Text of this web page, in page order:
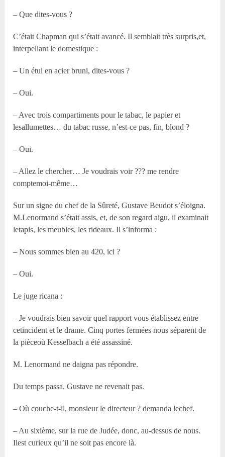
– Que dites-vous ?
C’était Chapman qui s’était avancé. Il semblait très surpris,et,
interpellant le domestique :
– Un étui en acier bruni, dites-vous ?
– Oui.
– Avec trois compartiments pour le tabac, le papier et
lesallumettes… du tabac russe, n’est-ce pas, fin, blond ?
– Oui.
– Allez le chercher… Je voudrais voir ??? me rendre
comptemoi-même…
Sur un signe du chef de la Sûreté, Gustave Beudot s’éloigna.
M.Lenormand s’était assis, et, de son regard aigu, il examinait
letapis, les meubles, les rideaux. Il s’informa :
– Nous sommes bien au 420, ici ?
– Oui.
Le juge ricana :
– Je voudrais bien savoir quel rapport vous établissez entre
cetincident et le drame. Cinq portes fermées nous séparent de
la pièceoù Kesselbach a été assassiné.
M. Lenormand ne daigna pas répondre.
Du temps passa. Gustave ne revenait pas.
– Où couche-t-il, monsieur le directeur ? demanda lechef.
– Au sixième, sur la rue de Judée, donc, au-dessus de nous.
Ilest curieux qu’il ne soit pas encore là.